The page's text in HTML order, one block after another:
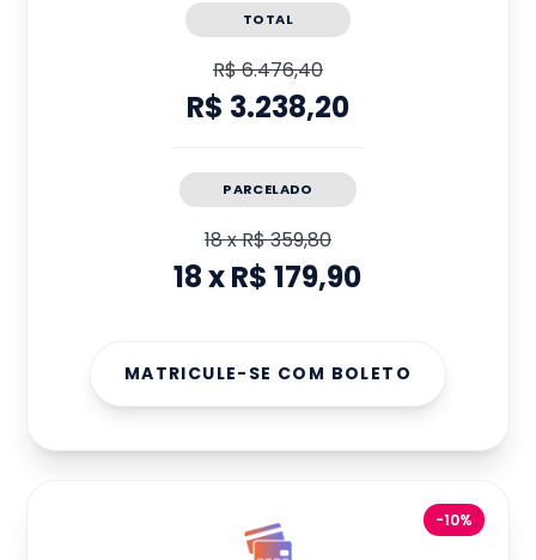
TOTAL
R$ 6.476,40
R$ 3.238,20
PARCELADO
18xR$ 359,80
18xR$ 179,90
MATRICULE-SE COM BOLETO
-10%